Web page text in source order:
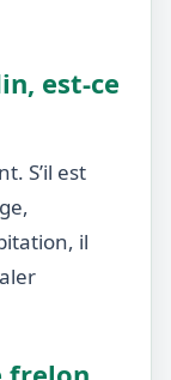
est-ce
S’il est
il